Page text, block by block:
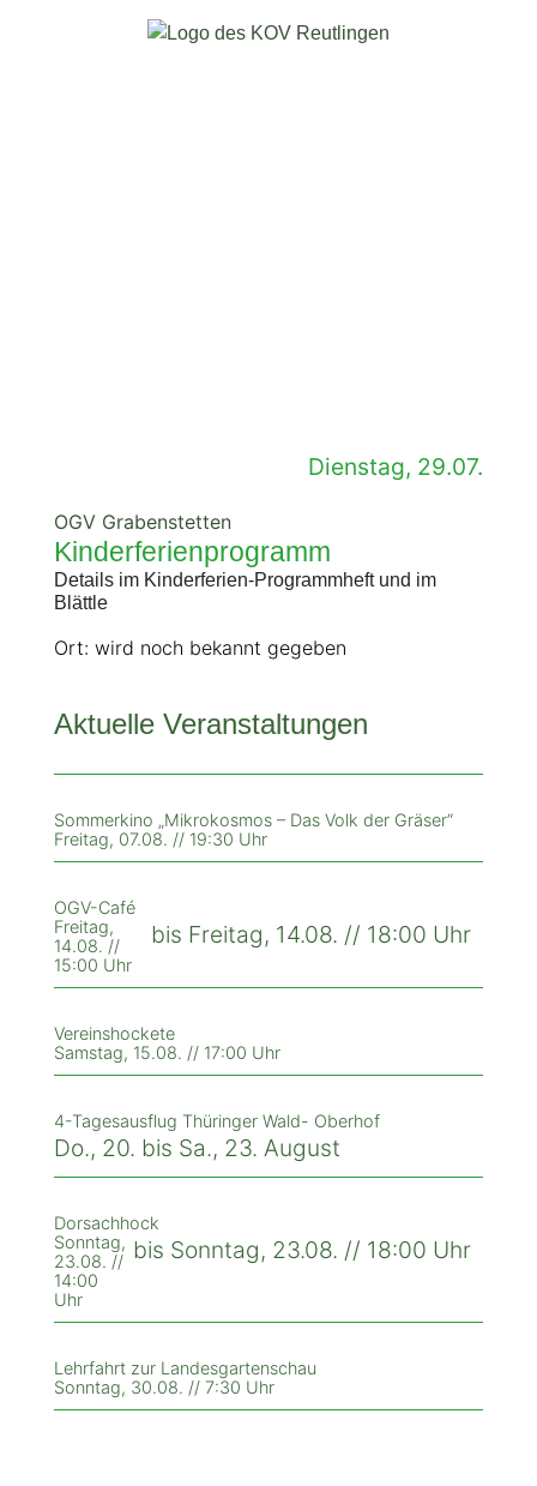
Dienstag, 29.07.
OGV Grabenstetten
Kinderferienprogramm
Details im Kinderferien-Programmheft und im
Blättle
Ort: wird noch bekannt gegeben
Aktuelle Veranstaltungen
Sommerkino „Mikrokosmos – Das Volk der Gräser“
Freitag, 07.08. // 19:30 Uhr
OGV-Café
Freitag,
14.08. //
15:00 Uhr
bis Freitag, 14.08. // 18:00 Uhr
Vereinshockete
Samstag, 15.08. // 17:00 Uhr
4-Tagesausflug Thüringer Wald- Oberhof
Do., 20. bis Sa., 23. August
Dorsachhock
Sonntag,
23.08. //
14:00
Uhr
bis Sonntag, 23.08. // 18:00 Uhr
Lehrfahrt zur Landesgartenschau
Sonntag, 30.08. // 7:30 Uhr